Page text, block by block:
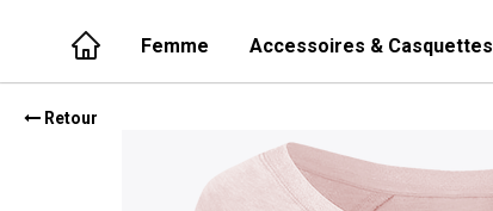
Femme Accessoires & Casquettes
Retour